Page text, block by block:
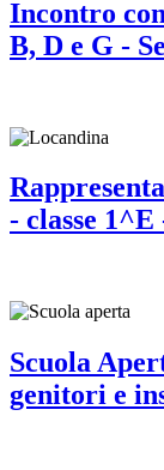
Incontro
B, D e G -
- classe
Scuola
genitori e